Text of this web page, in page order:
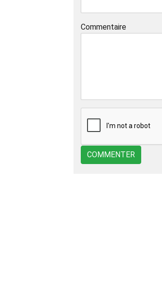
Commentaire
COMMENTER